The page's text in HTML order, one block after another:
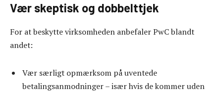
Vær skeptisk og dobbelttjek
For at beskytte virksomheden anbefaler PwC blandt
andet:
Vær særligt opmærksom på uventede
betalingsanmodninger – især hvis de kommer uden